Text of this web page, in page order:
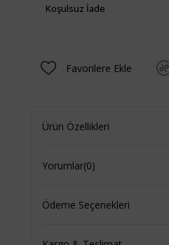
Koşulsuz İade
Favorilere Ekle
Ürün Özellikleri
Yorumlar(0)
Ödeme Seçenekleri